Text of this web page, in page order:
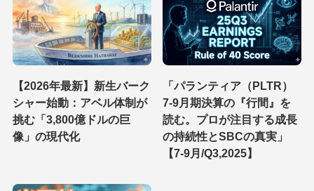
【2026年最新】新生バーク
シャー始動：アベル体制が
挑む「3,800億ドルの巨
像」の現代化
「パランティア（PLTR）
7-9月期決算の『行間』を
読む。プロが注目する成長
の持続性とSBCの真実」
【7-9月/Q3,2025】